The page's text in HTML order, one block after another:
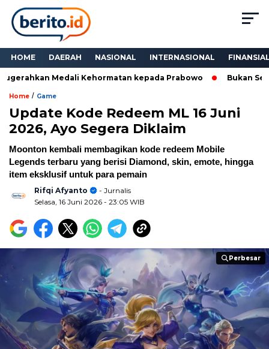
HOME DAERAH NASIONAL INTERNASIONAL
Medali Kehormatan kepada Prabowo Bukan
Home / Game
Update Kode Redeem ML 16 Juni
2026, Ayo Segera Diklaim
Moonton kembali membagikan kode redeem Mobile
Legends terbaru yang berisi Diamond, skin, emote, hingga
item eksklusif untuk para pemain
Rifqi Afyanto
- Jurnalis
Selasa, 16 Juni 2026 - 23:05 WIB
Perbesar
Perbesar